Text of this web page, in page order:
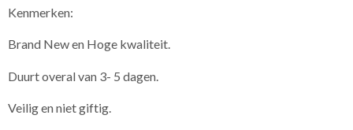
Kenmerken:
Brand New en Hoge kwaliteit.
Duurt overal van 3- 5 dagen.
Veilig en niet giftig.